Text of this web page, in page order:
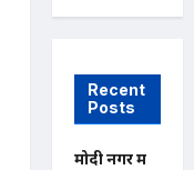
Recent
Posts
मोदी नगर में